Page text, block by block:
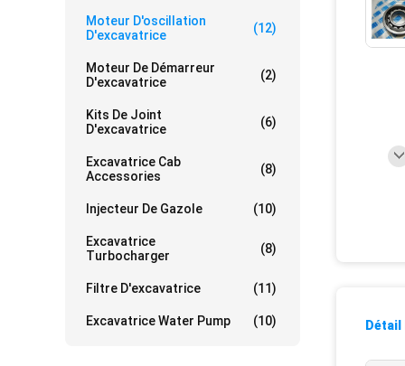
Moteur D'oscillation
D'excavatrice
(12)
Moteur De Démarreur
D'excavatrice
(2)
Kits De Joint
D'excavatrice
(6)
Excavatrice Cab
Accessories
(8)
Injecteur De Gazole (10)
Excavatrice
Turbocharger
(8)
Filtre D'excavatrice (11)
Excavatrice Water Pump (10)